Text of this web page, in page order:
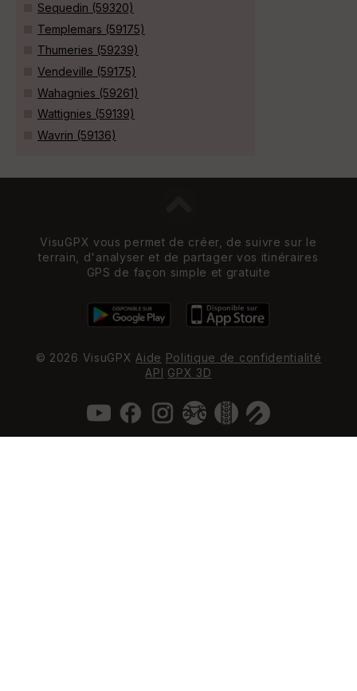
Sequedin (59320)
Templemars (59175)
Thumeries (59239)
Vendeville (59175)
Wahagnies (59261)
Wattignies (59139)
Wavrin (59136)
VisuGPX vous permet de créer, de suivre sur le
terrain, d'analyser et de partager vos itinéraires
GPS de façon simple et gratuite
© 2026 VisuGPX Aide Politique de confidentialité
API GPX 3D